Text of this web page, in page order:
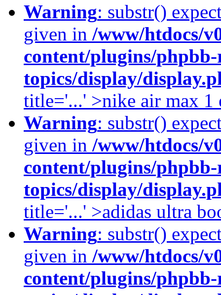
Warning: substr()
given in /www/htdocs/
content/plugins/phpbb-
topics/display/
title='...' >nike air max 1
Warning: substr()
given in /www/htdocs/
content/plugins/phpbb-
topics/display/
title='...' >adidas ultra
Warning: substr()
given in /www/htdocs/
content/plugins/phpbb-